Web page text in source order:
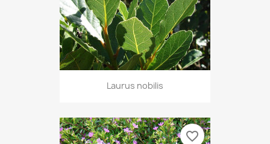
Laurus nobilis
favorite_border